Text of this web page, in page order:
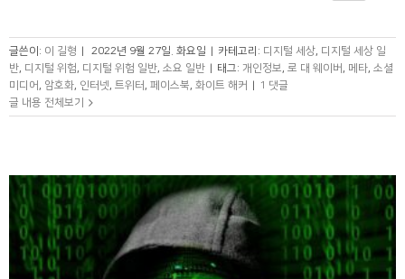
글쓴이: 이 길형 | 2022년 9월 27일. 화요일 | 카테고리: 디지털 세상, 디지털 세상 일
반, 디지털 위험, 디지털 위험 일반, 소요 일반 | 태그: 개인정보, 로 대 웨이버 , 메타, 소셜
미디어 , 암호화, 인터넷, 트위터 , 페이스북, 화이트 해커 |
1 댓글
글 내용 전체보기